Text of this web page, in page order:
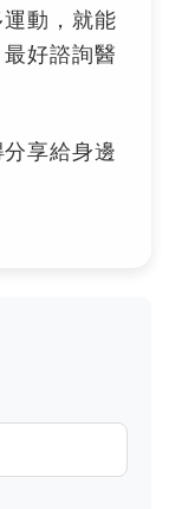
動，就能
好諮詢醫
享給身邊